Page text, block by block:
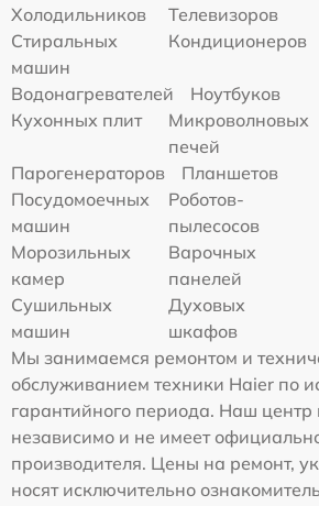
Холодильников
Телевизоров
Стиральных
машин
Кондиционеров
Водонагревателей
Ноутбуков
Кухонных плит
Микроволновых
печей
Парогенераторов
Планшетов
Посудомоечных
машин
Роботов-
пылесосов
Морозильных
камер
Варочных
панелей
Сушильных
машин
Духовых
шкафов
Мы занимаемся ремонтом и
обслуживанием техники Haier по
гарантийного периода. Наш центр
независимо и не имеет
производителя. Цены на ремонт,
носят исключительно